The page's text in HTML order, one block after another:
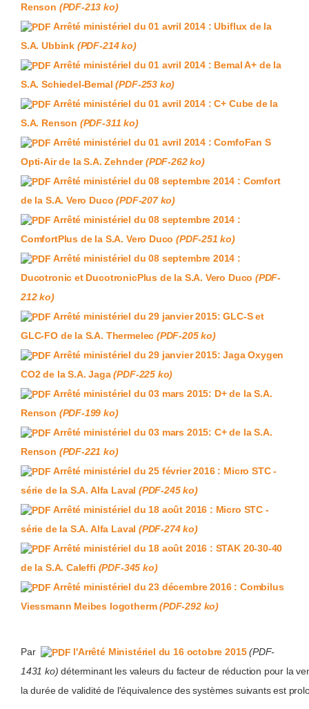
Renson (PDF-213 ko)
Arrêté ministériel du 01 avril 2014 : Ubiflux de la
S.A. Ubbink (PDF-214 ko)
Arrêté ministériel du 01 avril 2014 : Bemal A+ de la
S.A. Schiedel-Bemal (PDF-253 ko)
Arrêté ministériel du 01 avril 2014 : C+ Cube de la
S.A. Renson (PDF-311 ko)
Arrêté ministériel du 01 avril 2014 : ComfoFan S
Opti-Air de la S.A. Zehnder(PDF-262 ko)
Arrêté ministériel du 08 septembre 2014 : Comfort
de la S.A. Vero Duco (PDF-207 ko)
Arrêté ministériel du 08 septembre 2014 :
ComfortPlus de la S.A. Vero Duco (PDF-251 ko)
Arrêté ministériel du 08 septembre 2014 :
Ducotronic et DucotronicPlus de la S.A. Vero Duco (PDF-
212 ko)
Arrêté ministériel du 29 janvier 2015: GLC-S et
GLC-FO de la S.A. Thermelec (PDF-205 ko)
Arrêté ministériel du 29 janvier 2015: Jaga Oxygen
CO2 de la S.A. Jaga(PDF-225 ko)
Arrêté ministériel du 03 mars 2015: D+ de la S.A.
Renson (PDF-199 ko)
Arrêté ministériel du 03 mars 2015: C+ de la S.A.
Renson (PDF-221 ko)
Arrêté ministériel du 25 février 2016 : Micro STC -
série de la S.A. Alfa Laval (PDF-245 ko)
Arrêté ministériel du 18 août 2016 : Micro STC -
série de la S.A. Alfa Laval (PDF-274 ko)
Arrêté ministériel du 18 août 2016 : STAK 20-30-40
de la S.A. Caleffi (PDF-345 ko)
Arrêté ministériel du 23 décembre 2016 : Combilus
Viessmann Meibes logotherm(PDF-292 ko)
Par l'Arrêté Ministériel du 16 octobre 2015 (PDF-
1431 ko) déterminantles valeurs du facteur de réduction pour la
laduréede validitéde l'équivalencedessystèmes suivants est